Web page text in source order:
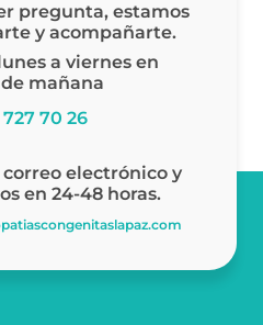
pregunta, estamos
y acompañarte.
a viernes en
mañana
727 70 26
electrónico y
en 24-48 horas.